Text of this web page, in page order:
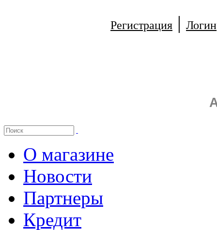
Регистрация | Логин
О магазине
Новости
Партнеры
Кредит